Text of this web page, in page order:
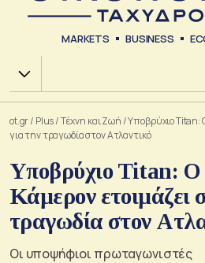
MARKETS BUSINESS
Χ.Α.
ot.gr/ Plus/Tέχνη και Ζωή /Υποβρύχιο Titan:
για την τραγωδία στον Ατλαντικό
Υποβρύχιο Titan: Ο
Κάμερον ετοιμάζει
τραγωδία στον
Οι υποψήφιοι πρωταγωνιστές